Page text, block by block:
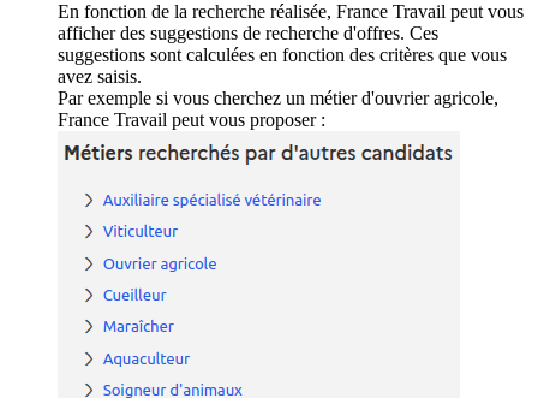
En fonction de la recherche réalisée, France Travail peut vous
afficher des suggestions de recherche d'offres. Ces
suggestions sont calculées en fonction des critères que vous
avez saisis.
Par exemple si vous cherchez un métier d'ouvrier agricole,
France Travail peut vous proposer :